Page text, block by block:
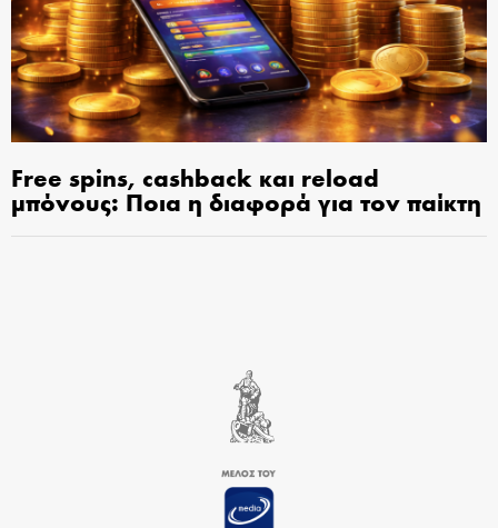
Free spins, cashback και reload
μπόνους: Ποια η διαφορά για τον παίκτη